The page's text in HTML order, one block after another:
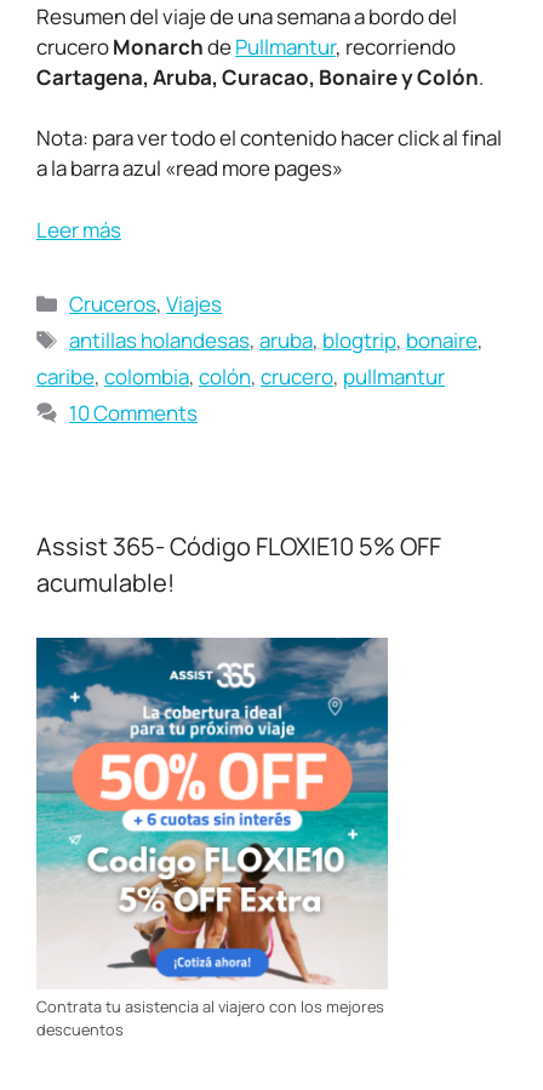
Resumen del viaje de una semana a bordo del
cruceroMonarchdePullmantur, recorriendo
Cartagena, Aruba, Curacao, Bonaire y Colón.
Nota: para ver todo el contenido hacer click al final
a la barra azul «read more pages»
Leer más
Cruceros,Viajes
antillas holandesas,aruba, blogtrip, bonaire,
caribe, colombia, colón, crucero, pullmantur
10 Comments
Assist 365- Código FLOXIE10 5% OFF
acumulable!
Contrata tu asistencia al viajero con los mejores
descuentos